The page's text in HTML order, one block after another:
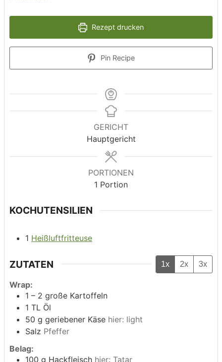
Rezept drucken
Pin Recipe
GERICHT
Hauptgericht
PORTIONEN
1 Portion
KOCHUTENSILIEN
1 Heißluftfritteuse
ZUTATEN 1x 2x 3x
Wrap:
1 – 2 große Kartoffeln
1 TL Öl
50 g geriebener Käse hier: light
Salz Pfeffer
Belag:
100 g Hackfleisch hier: Tatar